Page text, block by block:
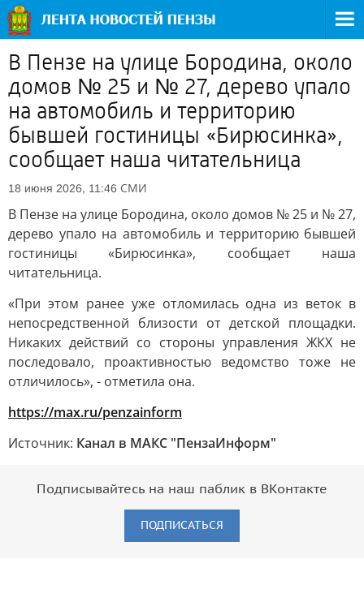
В Пензе на улице Бородина, около
домов № 25 и № 27, дерево упало
на автомобиль и территорию
бывшей гостиницы «Бирюсинка»,
сообщает наша читательница
18 июня 2026, 11:46 СМИ
В Пензе на улице Бородина, около домов № 25 и № 27,
дерево упало на автомобиль и территорию бывшей
гостиницы «Бирюсинка», сообщает наша
читательница.
«При этом ранее уже отломилась одна из веток в
непосредственной близости от детской площадки.
Никаких действий со стороны управления ЖКХ не
последовало, проактивностью ведомство тоже не
отличилось», - отметила она.
https://max.ru/penzainform
Источник: Канал в МАКС "ПензаИнформ"
Подписывайтесь на наш паблик в ВКонтакте
ПОДПИСАТЬСЯ